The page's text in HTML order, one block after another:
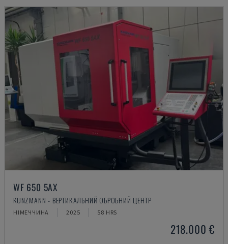
WF 650 5AX
KUNZMANN - ВЕРТИКАЛЬНИЙ ОБРОБНИЙ ЦЕНТР
НІМЕЧЧИНА 2025 58 HRS
218.000 €